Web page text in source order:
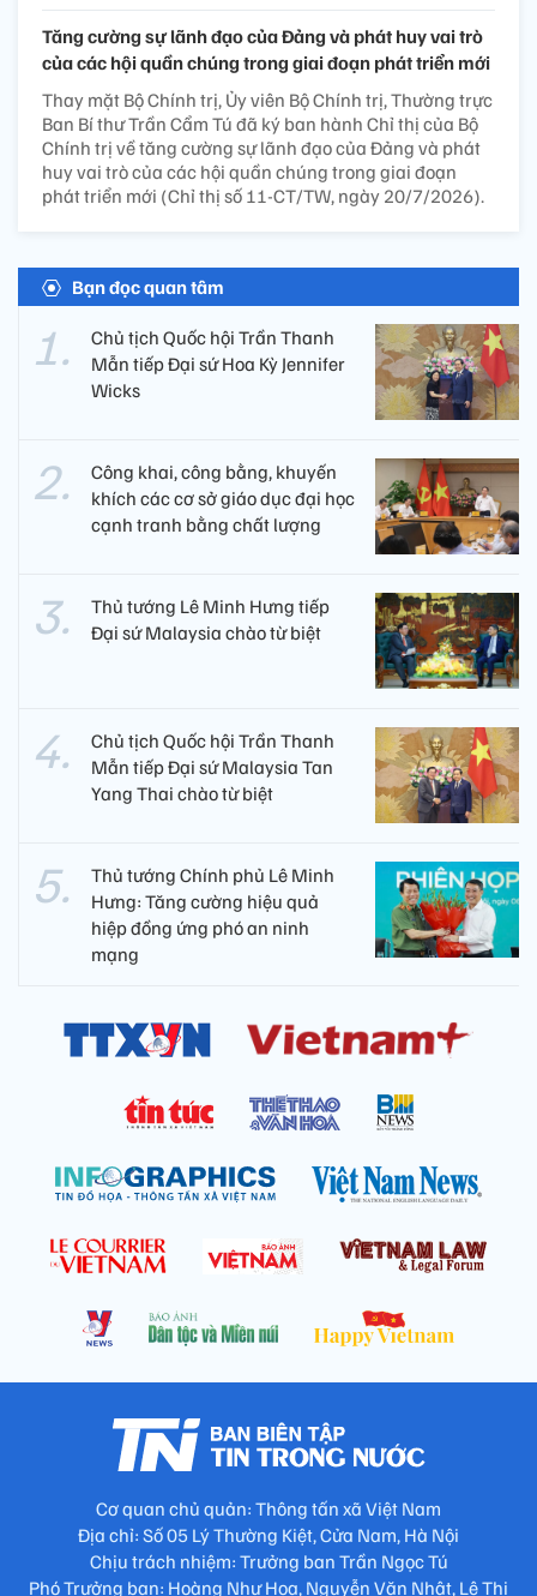
Tăng cường sự lãnh đạo của Đảng và phát huy vai trò
của các hội quần chúng trong giai đoạn phát triển mới
Thay mặt Bộ Chính trị, Ủy viên Bộ Chính trị, Thường trực
Ban Bí thư Trần Cẩm Tú đã ký ban hành Chỉ thị của Bộ
Chính trị về tăng cường sự lãnh đạo của Đảng và phát
huy vai trò của các hội quần chúng trong giai đoạn
phát triển mới (Chỉ thị số 11-CT/TW, ngày 20/7/2026).
Bạn đọc quan tâm
Chủ tịch Quốc hội Trần Thanh
Mẫn tiếp Đại sứ Hoa Kỳ Jennifer
Wicks
Công khai, công bằng, khuyến
khích các cơ sở giáo dục đại học
cạnh tranh bằng chất lượng​
Thủ tướng Lê Minh Hưng tiếp
Đại sứ Malaysia chào từ biệt
Chủ tịch Quốc hội Trần Thanh
Mẫn tiếp Đại sứ Malaysia Tan
Yang Thai chào từ biệt
Thủ tướng Chính phủ Lê Minh
Hưng: Tăng cường hiệu quả
hiệp đồng ứng phó an ninh
mạng
Cơ quan chủ quản: Thông tấn xã Việt Nam
Địa chỉ: Số 05 Lý Thường Kiệt, Cửa Nam, Hà Nội
Chịu trách nhiệm: Trưởng ban Trần Ngọc Tú
Phó Trưởng ban: Hoàng Như Hoa, Nguyễn Văn Nhật, Lê Thị